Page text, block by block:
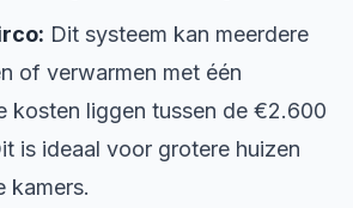
Dit systeem kan meerdere
of verwarmen met één
kosten liggen tussen de €2.600
is ideaal voor grotere huizen
kamers.